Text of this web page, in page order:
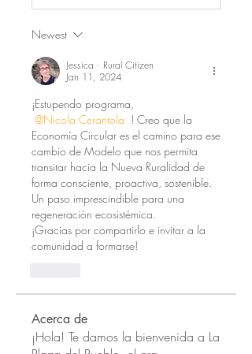
Newest
Jessica · Rural Citizen
Jan 11, 2024
¡Estupendo programa,
@Nicola Cerantola ! Creo que la
Economía Circular es el camino para ese
cambio de Modelo que nos permita
transitar hacia la Nueva Ruralidad de
forma consciente, proactiva, sostenible.
Un paso imprescindible para una
regeneración ecosistémica.
¡Gracias por compartirlo e invitar a la
comunidad a formarse!
Acerca de
¡Hola! Te damos la bienvenida a La